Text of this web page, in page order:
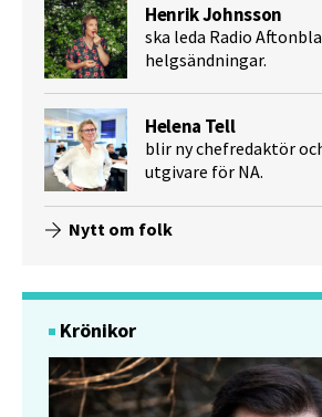
Henrik Johnsson
ska leda Radio
helgsändningar.
Helena Tell
blir ny chefredaktör
utgivare för NA.
Nytt om folk
Krönikor